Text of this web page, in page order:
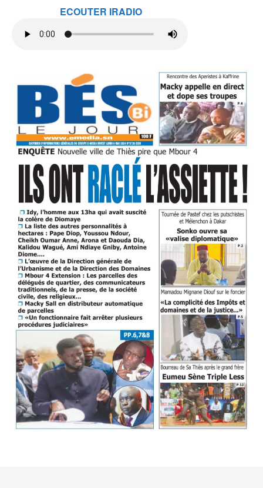
ECOUTER IRADIO